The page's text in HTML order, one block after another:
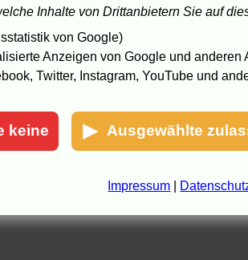
Inhalte von Drittanbietern Sie auf
von Google)
Anzeigen von Google und anderen
Twitter, Instagram, YouTube und
keine Ausgewählte
Impressum